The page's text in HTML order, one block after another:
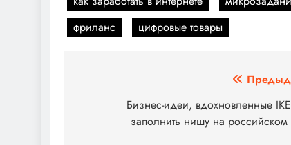
фриланс
цифровые товары
записям
Бизнес-идеи, вдохновленные
заполнить нишу на